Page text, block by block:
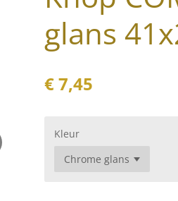
glans
€ 7,45
Kleur